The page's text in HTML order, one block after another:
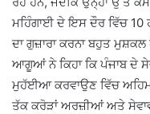
ਮਹਿੰਗਾਈ ਦੇ ਇਸ ਦੌਰ ਵਿੱਚ 10
ਦਾ ਗੁਜ਼ਾਰਾ ਕਰਨਾ ਬਹੁਤ ਮੁਸ਼ਕਲ
ਆਗੂਆਂ ਨੇ ਕਿਹਾ ਕਿ ਪੰਜਾਬ ਦੇ
ਮੁਹੱਈਆ ਕਰਵਾਉਣ ਵਿੱਚ ਅਹਿਮ
ਤੱਕ ਕਰੋੜਾਂ ਅਰਜ਼ੀਆਂ ਅਤੇ